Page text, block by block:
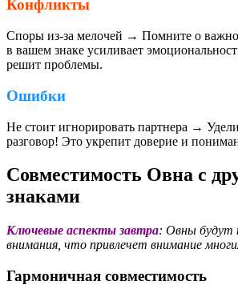
Конфликты
Споры из-за мелочей → Помните о
в вашем знаке усиливает
решит проблемы.
Ошибки
Не стоит игнорировать партнера →
разговор! Это укрепит доверие и
Совместимость Овна с
знаками
Ключевые аспекты завтра: Овны будут
внимания, что привлечет внимание
Гармоничная совместимость